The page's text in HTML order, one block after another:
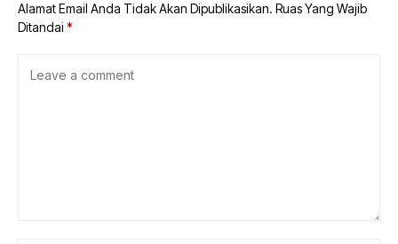
Alamat Email Anda Tidak Akan Dipublikasikan. Ruas Yang Wajib
Ditandai *